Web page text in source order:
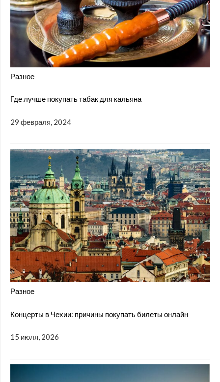
Разное
Где лучше покупать табак для кальяна
29 февраля, 2024
Разное
Концерты в Чехии: причины покупать билеты онлайн
15 июля, 2026